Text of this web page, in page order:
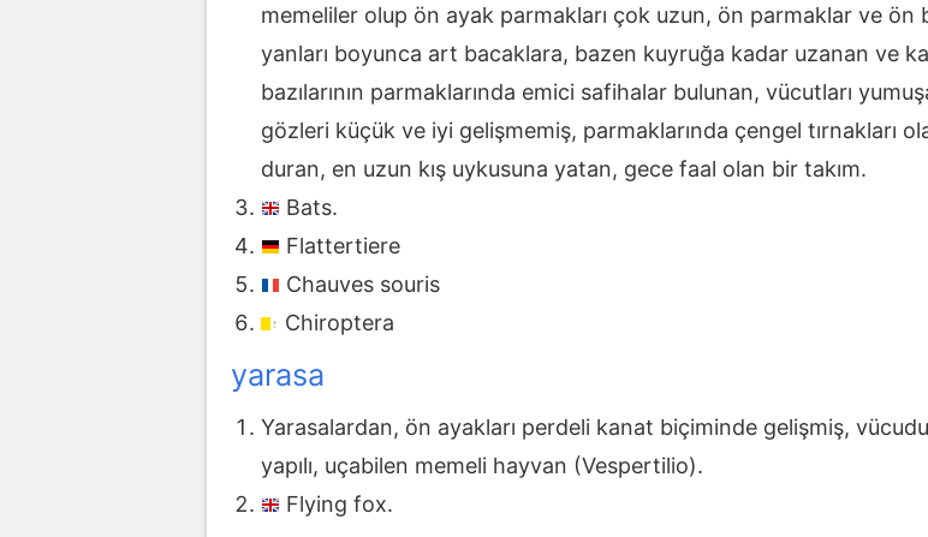
memeliler olup ön ayak parmakları çok uzun, ön parmaklar ve ön
yanları boyunca art bacaklara, bazen kuyruğa kadar uzanan ve
bazılarının parmaklarında emici safihalar bulunan, vücutları
gözleri küçük ve iyi gelişmemiş, parmaklarında çengel tırnakları
duran, en uzun kış uykusuna yatan, gece faal olan bir takım.
Bats.
Flattertiere
Chauves souris
Chiroptera
yarasa
Yarasalardan, ön ayakları perdeli kanat biçiminde gelişmiş,
yapılı, uçabilen memeli hayvan (Vespertilio).
Flying fox.